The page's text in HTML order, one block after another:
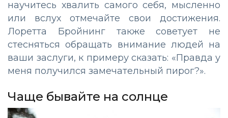
научитесь хвалить самого себя, мысленно
или вслух отмечайте свои достижения.
Лоретта Бройнинг также советует не
стесняться обращать внимание людей на
ваши заслуги, к примеру сказать: «Правда у
меня получился замечательный пирог?».
Чаще бывайте на солнце